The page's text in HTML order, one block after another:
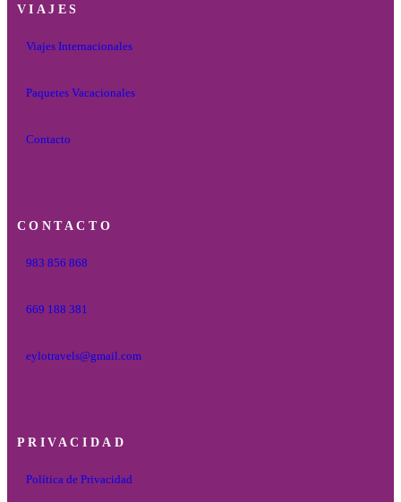
VIAJES
Viajes Internacionales
Paquetes Vacacionales
Contacto
CONTACTO
983 856 868
669 188 381
eylotravels@gmail.com
PRIVACIDAD
Política de Privacidad